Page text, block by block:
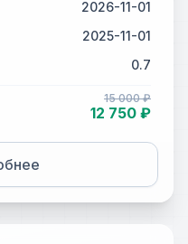
2026-11-01
2025-11-01
0.7
15 000 ₽
12 750 ₽